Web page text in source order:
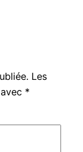
Les
*